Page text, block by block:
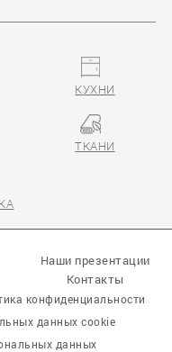
КУХНИ
ТКАНИ
Наши презентации
Контакты
конфиденциальности
данных cookie
данных